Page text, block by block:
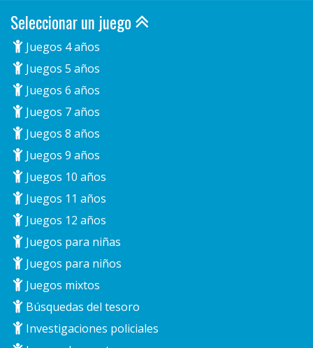
Seleccionar un juego
Juegos 4 años
Juegos 5 años
Juegos 6 años
Juegos 7 años
Juegos 8 años
Juegos 9 años
Juegos 10 años
Juegos 11 años
Juegos 12 años
Juegos para niñas
Juegos para niños
Juegos mixtos
Búsquedas del tesoro
Investigaciones policiales